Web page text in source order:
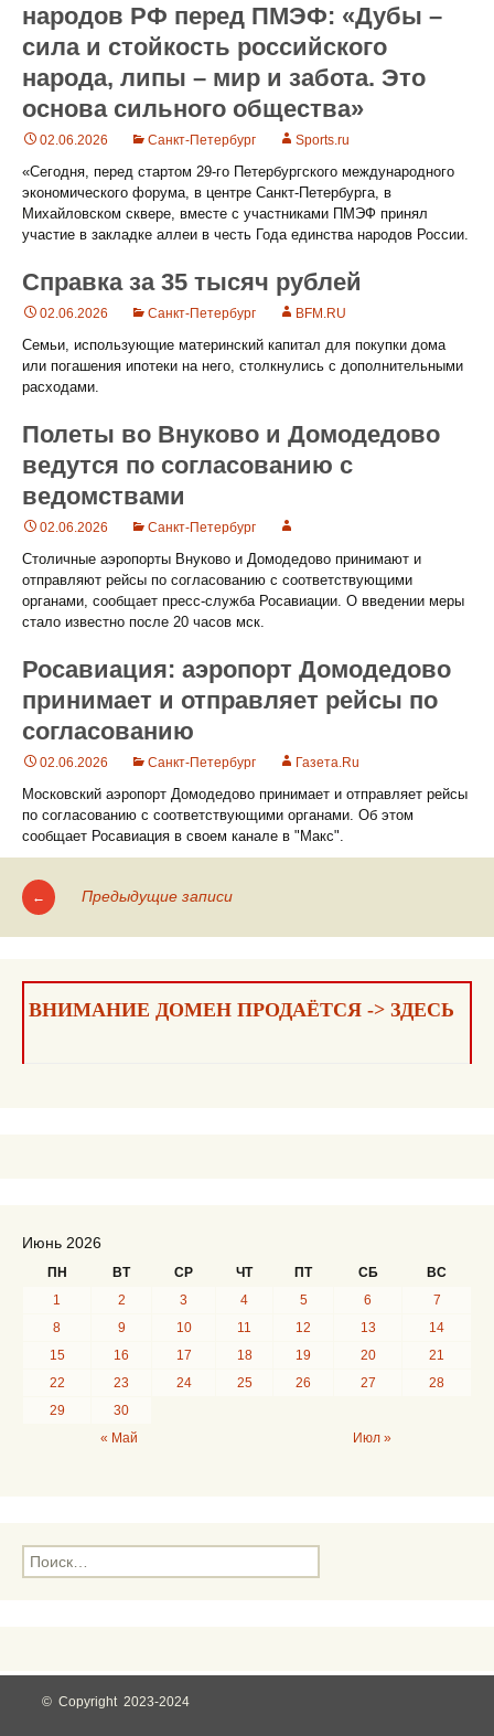
народов РФ перед ПМЭФ: «Дубы –
сила и стойкость российского
народа, липы – мир и забота. Это
основа сильного общества»
02.06.2026 Санкт-Петербург Sports.ru
«Сегодня, перед стартом 29-го Петербургского международного
экономического форума, в центре Санкт-Петербурга, в
Михайловском сквере, вместе с участниками ПМЭФ принял
участие в закладке аллеи в честь Года единства народов России.
Справка за 35 тысяч рублей
02.06.2026 Санкт-Петербург BFM.RU
Семьи, использующие материнский капитал для покупки дома
или погашения ипотеки на него, столкнулись с дополнительными
расходами.
Полеты во Внуково и Домодедово
ведутся по согласованию с
ведомствами
02.06.2026 Санкт-Петербург
Столичные аэропорты Внуково и Домодедово принимают и
отправляют рейсы по согласованию с соответствующими
органами, сообщает пресс-служба Росавиации. О введении меры
стало известно после 20 часов мск.
Росавиация: аэропорт Домодедово
принимает и отправляет рейсы по
согласованию
02.06.2026 Санкт-Петербург Газета.Ru
Московский аэропорт Домодедово принимает и отправляет рейсы
по согласованию с соответствующими органами. Об этом
сообщает Росавиация в своем канале в "Макс".
Навигация
записям
← Предыдущие записи
ВНИМАНИЕ ДОМЕН ПРОДАЁТСЯ -> ЗДЕСЬ
Июнь 2026
ПН ВТ СР ЧТ ПТ СБ ВС
« Май Июл »
1 2 3 4 5 6
7
8
9 10 11 12 13
14
15
16 17 18 19 20
21
22
23 24 25 26 27
28
29
30
Н
а
:
© Copyright 2023-2024